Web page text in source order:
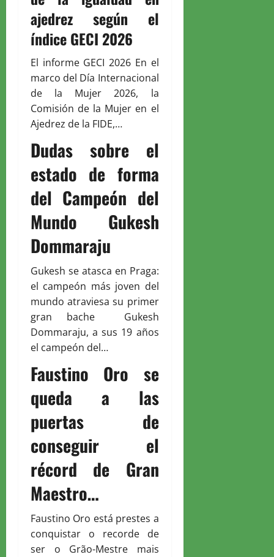
ajedrez según el
índice GECI 2026
El informe GECI 2026 En el
marco del Día Internacional
de la Mujer 2026, la
Comisión de la Mujer en el
Ajedrez de la FIDE,…
Dudas sobre el
estado de forma
del Campeón del
Mundo Gukesh
Dommaraju
Gukesh se atasca en Praga:
el campeón más joven del
mundo atraviesa su primer
gran bache Gukesh
Dommaraju, a sus 19 años
el campeón del…
Faustino Oro se
queda a las
puertas de
conseguir el
récord de Gran
Maestro…
Faustino Oro está prestes a
conquistar o recorde de
ser o Grão-Mestre mais